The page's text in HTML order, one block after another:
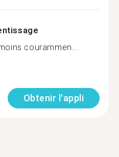
courammen...
Obtenir l'appli